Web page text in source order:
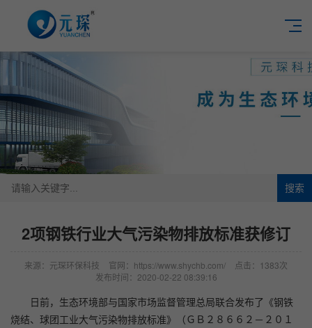
搜索
2项钢铁行业大气污染物排放标准获修订
来源：元琛环保科技 官网：https://www.shychb.com/
点击：1383次
发布时间：2020-02-22 08:39:16
日前，生态环境部与国家市场监督管理总局联合发布了《钢铁
烧结、球团工业大气污染物排放标准》（ＧＢ２８６６２－２０１